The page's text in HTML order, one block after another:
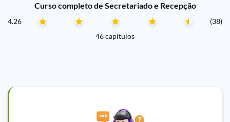
Curso completo de Secretariado e Recepção
4.26
(38)
46 capítulos